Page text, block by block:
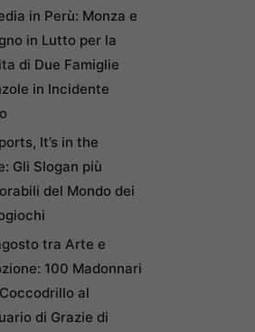
in Perù: Monza e
in Lutto per la
di Due Famiglie
in Incidente
It’s in the
Gli Slogan più
del Mondo dei
tra Arte e
100 Madonnari
al
di Grazie di